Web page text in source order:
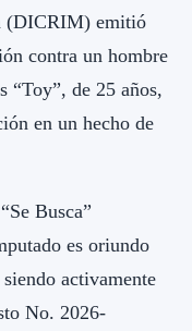
(DICRIM) emitió
contra un hombre
“Toy”, de 25 años,
en un hecho de
Busca”
es oriundo
activamente
No. 2026-